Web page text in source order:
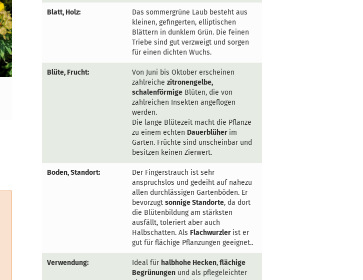
Blatt, Holz:
Das sommergrüne Laub besteht aus
kleinen, gefingerten, elliptischen
Blättern in dunklem Grün. Die feinen
Triebe sind gut verzweigt und sorgen
für einen dichten Wuchs.
Blüte, Frucht:
Von Juni bis Oktober erscheinen
zahlreiche zitronengelbe,
schalenförmige Blüten, die von
zahlreichen Insekten angeflogen
werden.
Die lange Blütezeit macht die Pflanze
zu einem echten Dauerblüher im
Garten. Früchte sind unscheinbar und
besitzen keinen Zierwert.
Boden, Standort:
Der Fingerstrauch ist sehr
anspruchslos und gedeiht auf nahezu
allen durchlässigen Gartenböden. Er
bevorzugt sonnige Standorte, da dort
die Blütenbildung am stärksten
ausfällt, toleriert aber auch
Halbschatten. Als Flachwurzler ist er
gut für flächige Pflanzungen geeignet..
Verwendung: Ideal für halbhohe Hecken,flächige
Begrünungen und als pflegeleichter